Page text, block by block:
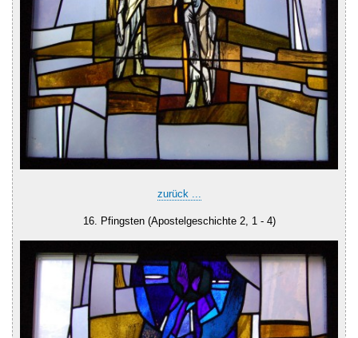
zurück ...
16. Pfingsten (Apostelgeschichte 2, 1 - 4)